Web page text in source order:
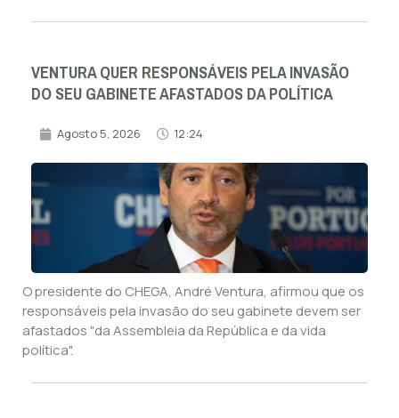
VENTURA QUER RESPONSÁVEIS PELA INVASÃO
DO SEU GABINETE AFASTADOS DA POLÍTICA
Agosto 5, 2026 12:24
O presidente do CHEGA, André Ventura, afirmou que os
responsáveis pela invasão do seu gabinete devem ser
afastados "da Assembleia da República e da vida
política".